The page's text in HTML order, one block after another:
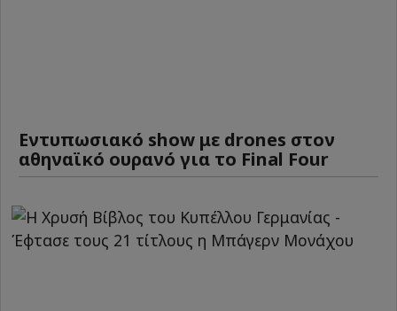
Εντυπωσιακό show με drones στον
αθηναϊκό ουρανό για το Final Four